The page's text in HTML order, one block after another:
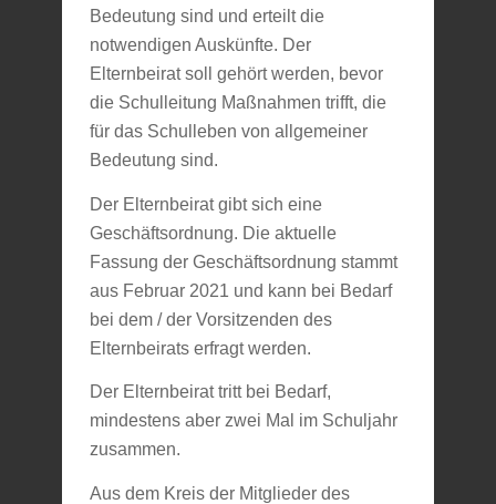
Bedeutung sind und erteilt die
notwendigen Auskünfte. Der
Elternbeirat soll gehört werden, bevor
die Schulleitung Maßnahmen trifft, die
für das Schulleben von allgemeiner
Bedeutung sind.
Der Elternbeirat gibt sich eine
Geschäftsordnung. Die aktuelle
Fassung der Geschäftsordnung stammt
aus Februar 2021 und kann bei Bedarf
bei dem / der Vorsitzenden des
Elternbeirats erfragt werden.
Der Elternbeirat tritt bei Bedarf,
mindestens aber zwei Mal im Schuljahr
zusammen.
Aus dem Kreis der Mitglieder des